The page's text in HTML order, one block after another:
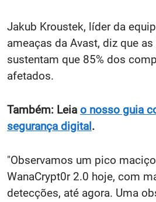
Jakub Kroustek, líder da
ameaças da Avast, diz que
sustentam que 85% dos
afetados.
Também: Leia o nosso guia
segurança digital.
"Observamos um pico
WanaCrypt0r 2.0 hoje, com
detecções, até agora. Uma